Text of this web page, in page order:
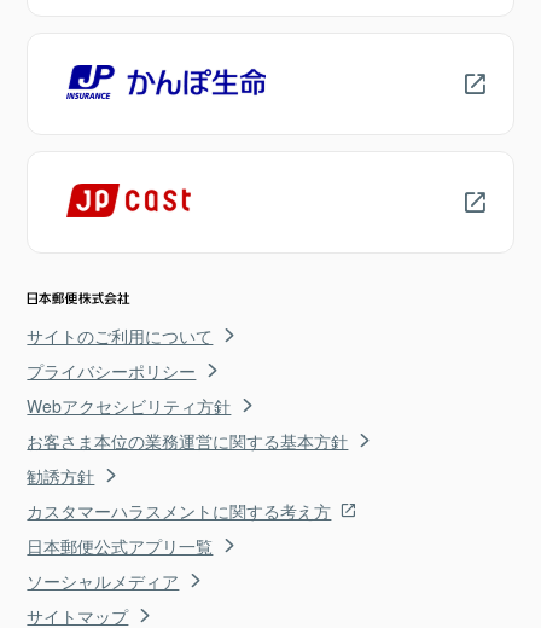
サイトのご利用について
プライバシーポリシー
Webアクセシビリティ方針
お客さま本位の業務運営に関する基本方針
勧誘方針
カスタマーハラスメントに関する考え方
日本郵便公式アプリ一覧
ソーシャルメディア
サイトマップ